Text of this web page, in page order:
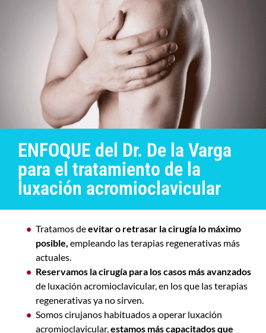
ENFOQUE del Dr. De la Varga
para el tratamiento de la
luxación acromioclavicular
Tratamos deevitar o retrasar la cirugía lo máximo
posible, empleando las terapias regenerativas más
actuales.
Reservamos la cirugía para los casos más avanzados
de luxación acromioclavicular, en los que las terapias
regenerativas ya no sirven.
Somos cirujanos habituados a operar luxación
acromioclavicular, estamos más capacitados que